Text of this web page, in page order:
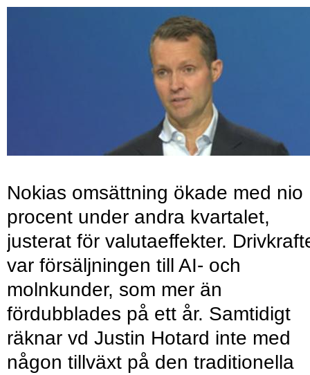
Nokias omsättning ökade med nio
procent under andra kvartalet,
justerat för valutaeffekter.
var försäljningen till AI- och
molnkunder, som mer än
fördubblades på ett år. Samtidigt
räknar vd Justin Hotard inte med
någon tillväxt på den traditionella